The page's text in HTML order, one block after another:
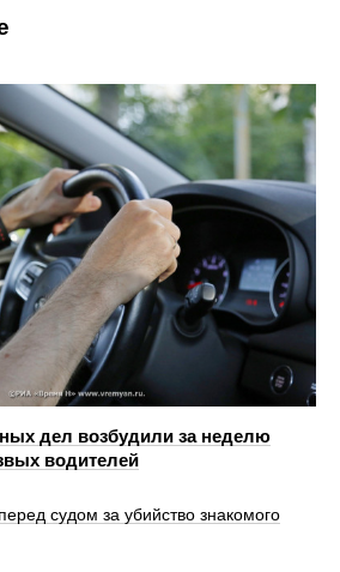
дел возбудили за неделю
водителей
судом за убийство знакомого